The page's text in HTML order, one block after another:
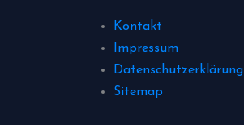
Kontakt
Impressum
Datenschutzerklärung
Sitemap